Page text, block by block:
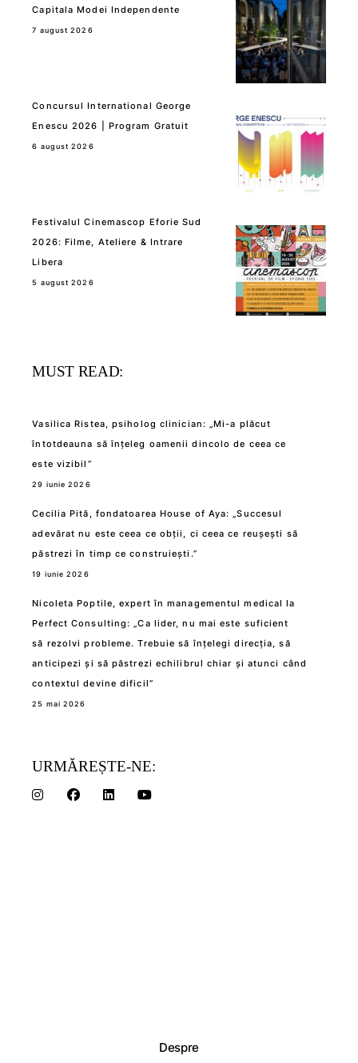
Capitala Modei Independente
7 august 2026
Concursul International George
Enescu 2026 | Program Gratuit
6 august 2026
Festivalul Cinemascop Eforie Sud
2026: Filme, Ateliere & Intrare
Libera
5 august 2026
MUST READ:
Vasilica Ristea, psiholog clinician: „Mi-a plăcut
întotdeauna să înțeleg oamenii dincolo de ceea ce
este vizibil”
29 iunie 2026
Cecilia Pită, fondatoarea House of Aya: „Succesul
adevărat nu este ceea ce obții, ci ceea ce reușești să
păstrezi în timp ce construiești.”
19 iunie 2026
Nicoleta Poptile, expert în managementul medical la
Perfect Consulting: „Ca lider, nu mai este suficient
să rezolvi probleme. Trebuie să înțelegi direcția, să
anticipezi și să păstrezi echilibrul chiar și atunci când
contextul devine dificil”
25 mai 2026
URMĂREȘTE-NE:
Despre